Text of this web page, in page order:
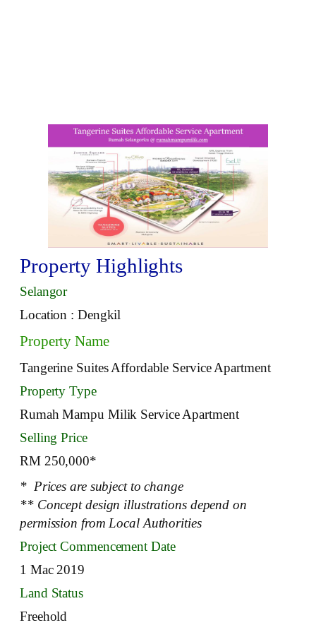
Property Highlights
Selangor
Location : Dengkil
Property Name
Tangerine Suites Affordable Service Apartment
Property Type
Rumah Mampu Milik Service Apartment
Selling Price
RM 250,000*
* Prices are subject to change
** Concept design illustrations depend on
permission from Local Authorities
Project Commencement Date
1 Mac 2019
Land Status
Freehold